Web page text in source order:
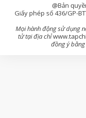
@Bản
Giấy phép số 436/GP-
Mọi hành động sử dụng
tử tại địa chỉ
đồng ý